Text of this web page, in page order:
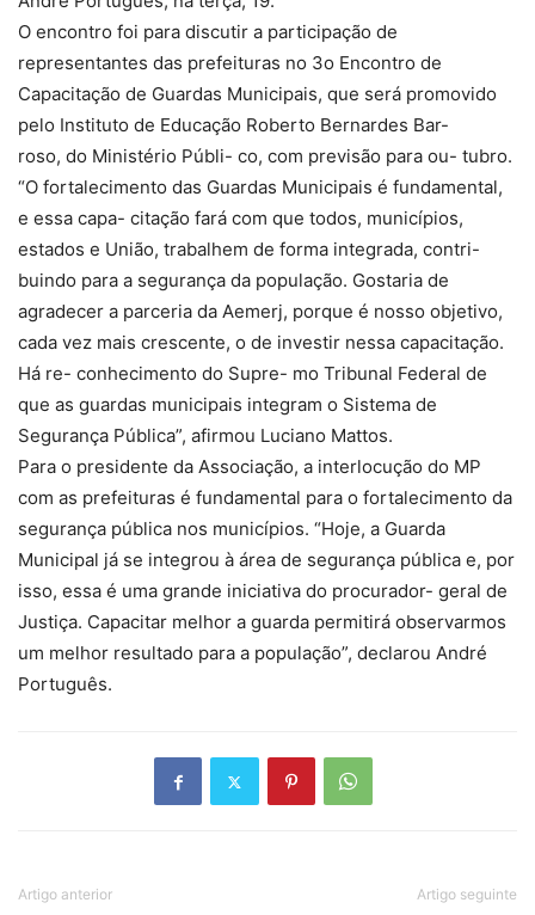
O encontro foi para discutir a participação de
representantes das prefeituras no 3o Encontro de
Capacitação de Guardas Municipais, que será promovido
pelo Instituto de Educação Roberto Bernardes Bar-
roso, do Ministério Públi- co, com previsão para ou- tubro.
“O fortalecimento das Guardas Municipais é fundamental,
e essa capa- citação fará com que todos, municípios,
estados e União, trabalhem de forma integrada, contri-
buindo para a segurança da população. Gostaria de
agradecer a parceria da Aemerj, porque é nosso objetivo,
cada vez mais crescente, o de investir nessa capacitação.
Há re- conhecimento do Supre- mo Tribunal Federal de
que as guardas municipais integram o Sistema de
Segurança Pública”, afirmou Luciano Mattos.
Para o presidente da Associação, a interlocução do MP
com as prefeituras é fundamental para o fortalecimento da
segurança pública nos municípios. “Hoje, a Guarda
Municipal já se integrou à área de segurança pública e, por
isso, essa é uma grande iniciativa do procurador- geral de
Justiça. Capacitar melhor a guarda permitirá observarmos
um melhor resultado para a população”, declarou André
Português.
Artigo anterior Artigo seguinte